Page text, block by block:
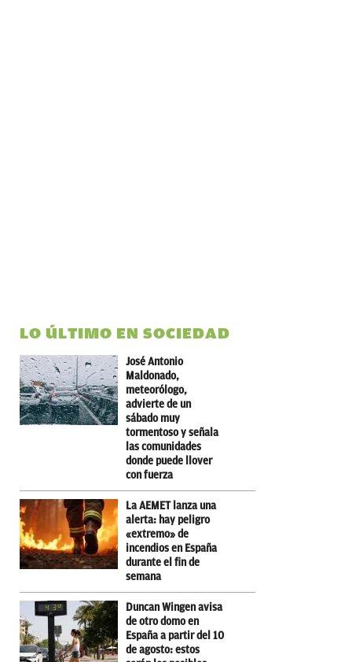
LO ÚLTIMO EN SOCIEDAD
José Antonio
Maldonado,
meteorólogo,
advierte de un
sábado muy
tormentoso y señala
las comunidades
donde puede llover
con fuerza
La AEMET lanza una
alerta: hay peligro
«extremo» de
incendios en España
durante el fin de
semana
Duncan Wingen avisa
de otro domo en
España a partir del 10
de agosto: estos